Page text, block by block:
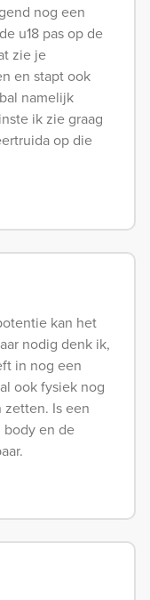
nog een
u18 pas op de
zie je
en stapt ook
namelijk
ik zie graag
op die
kan het
nodig denk ik,
in nog een
ook fysiek nog
Is een
en de